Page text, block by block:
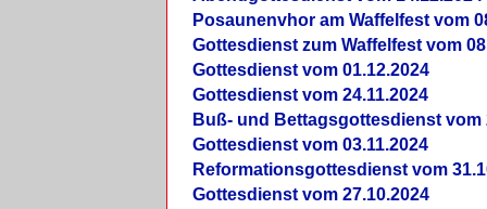
Posaunenvhor am Waffelfest vom
Gottesdienst zum Waffelfest vom
Gottesdienst vom 01.12.2024
Gottesdienst vom 24.11.2024
Buß- und Bettagsgottesdienst vom
Gottesdienst vom 03.11.2024
Reformationsgottesdienst vom
Gottesdienst vom 27.10.2024